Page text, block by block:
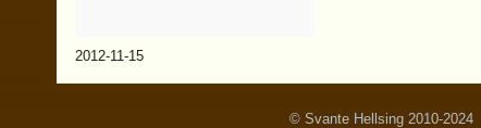
2012-11-15
© Svante Hellsing 2010-2024